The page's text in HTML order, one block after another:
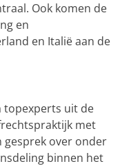
Ook komen de
en
en Italië aan de
topexperts uit de
met
gesprek over onder
binnen het